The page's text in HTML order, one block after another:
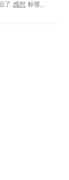
了 感想 标签。